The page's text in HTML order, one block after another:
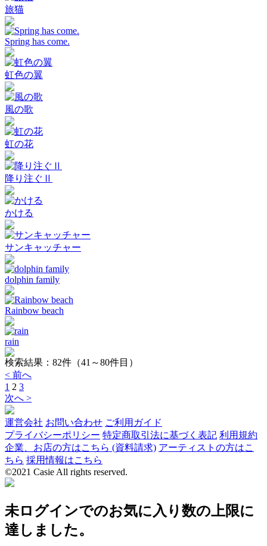
旅猫
Spring has come.
虹色の翼
風の歌
虹の花
降り注ぐⅡ
かける
サンキャッチャー
dolphin family
Rainbow beach
rain
検索結果： 82件（41～80件目）
< 前へ
1 2 3
次へ >
運営会社 お問い合わせ ご利用ガイド
プライバシーポリシー 特定商取引法に基づく表記 利用規約
企業、お店の方はこちら (資料請求) アーティストの方はこ
ちら 採用情報はこちら
©2021 Casie All rights reserved.
未ログインでのお気に入り数の上限に
達しました。